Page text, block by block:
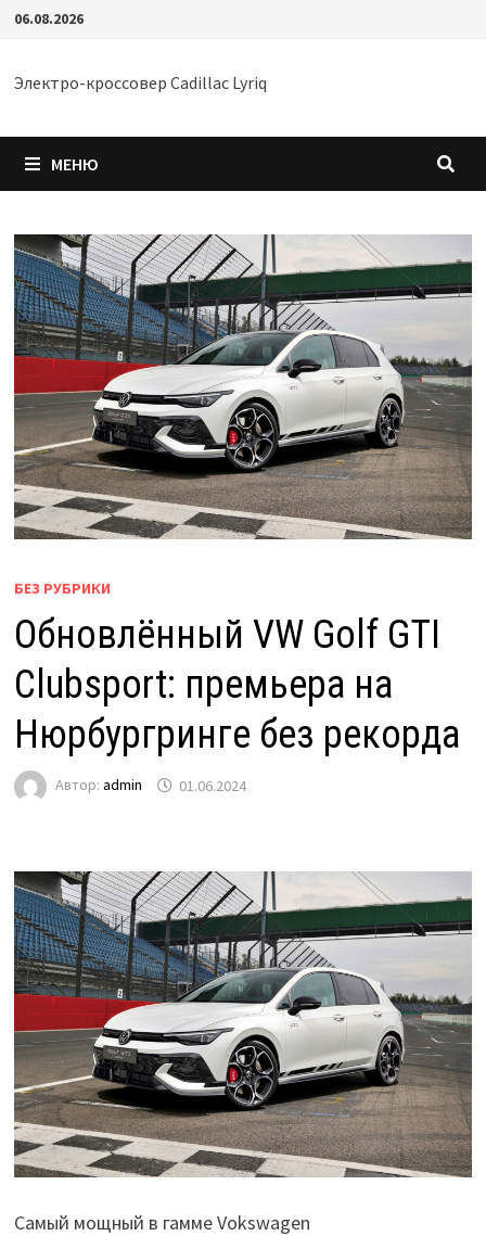
Перейти
содержимому
06.08.2026
Электро-кроссовер Cadillac Lyriq
МЕНЮ
БЕЗ РУБРИКИ
Обновлённый VW Golf GTI
Clubsport: премьера на
Нюрбургринге без рекорда
Автор: admin 01.06.2024
Самый мощный в гамме Vokswagen